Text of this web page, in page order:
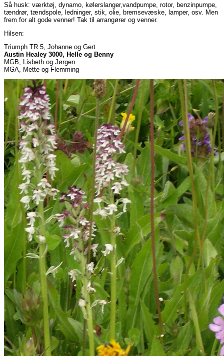
Så husk: værktøj, dynamo, kølerslanger,vandpumpe, rotor, benzinpumpe,
tændrør, tændspole, ledninger, stik, olie, bremsevæske, lamper, osv. Men
frem for alt gode venner! Tak til arrangører og venner.
Hilsen:
Triumph TR 5, Johanne og Gert
Austin Healey 3000, Helle og Benny
MGB, Lisbeth og Jørgen
MGA, Mette og Flemming